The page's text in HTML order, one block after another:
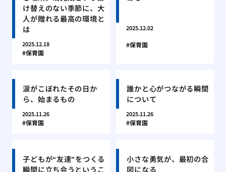
け替えのない季節に、大
人が贈れる最高の環境と
は
2025.12.18
保育園
2025.12.02
保育園
涙がこぼれたその日か
ら、始まるもの
2025.11.26
保育園
誰かと心がつながる瞬間
について
2025.11.26
保育園
子どもが“友達”をつくる
瞬間に立ち会うというこ
小さな勇気が、最初の合
図になる